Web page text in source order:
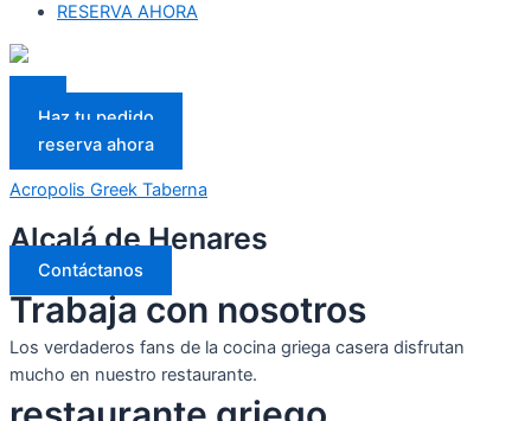
RESERVA AHORA
Haz tu pedido
reserva ahora
Acropolis Greek Taberna
Alcalá de Henares
Contáctanos
Trabaja con nosotros
Los verdaderos fans de la cocina griega casera disfrutan
mucho en nuestro restaurante.